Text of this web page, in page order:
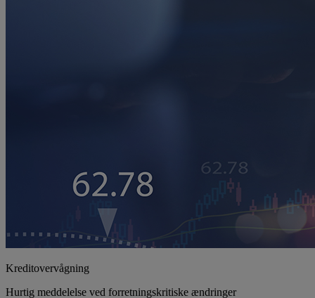
Kreditovervågning
Hurtig meddelelse ved forretningskritiske ændringer